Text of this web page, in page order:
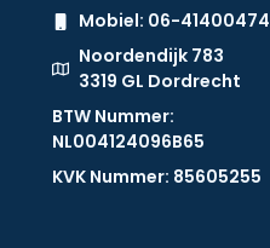
Mobiel: 06-41400474
Noordendijk 783
3319 GL Dordrecht
BTW Nummer:
NL004124096B65​
KVK Nummer: 85605255​